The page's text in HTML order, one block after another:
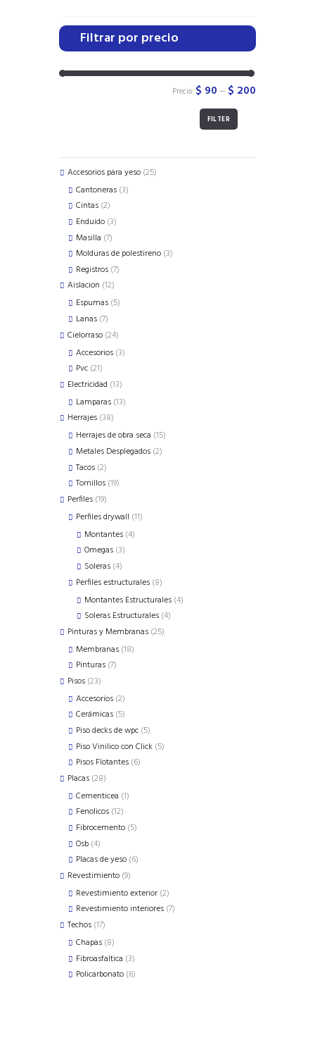
Filtrar por precio
FILTER
Precio: $ 90 — $ 200
Accesorios para yeso 2525
Cantoneras 33
Cintas 22
products
Enduido 33
Masilla 77
products
Molduras de polestireno 33
Registros 77
Aislacion 1212
products
Espumas 55
Lanas 77
products
Cielorraso 2424
products
Accesorios 33
Pvc 2121
products
Electricidad 1313
products
Lamparas 1313
Herrajes 3838
products
Herrajes de obra seca 1515
Metales Desplegados 22
Tacos 22
products
Tornillos 1919
Perfiles 1919
products
Perfiles drywall 1111
Montantes 44
Omegas 33
Soleras 44
products
Perfiles estructurales 88
products
Montantes Estructurales 44
Soleras Estructurales 44
Pinturas y Membranas 2525
Membranas 1818
Pinturas 77
Pisos 2323
products
Accesorios 22
products
Cerámicas 55
products
Piso decks de wpc 55
products
Piso Vinilico con Click 55
Pisos Flotantes 66
Placas 2828
products
Cementicea 11
Fenolicos 1212
products
Fibrocemento 55
Osb 44
products
Placas de yeso 66
Revestimiento 99
products
Revestimiento exterior 22
products
Revestimiento interiores 77
Techos 1717
products
Chapas 88
products
Fibroasfaltica 33
products
Policarbonato 66